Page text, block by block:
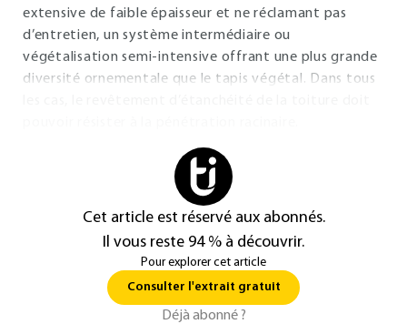
extensive de faible épaisseur et ne réclamant pas
d’entretien, un système intermédiaire ou
végétalisation semi-intensive offrant une plus grande
diversité ornementale que le tapis végétal. Dans tous
Cet article est réservé aux abonnés.
Il vous reste 94 % à découvrir.
Pour explorer cet article
Consulter l'extrait gratuit
Déjà abonné ?